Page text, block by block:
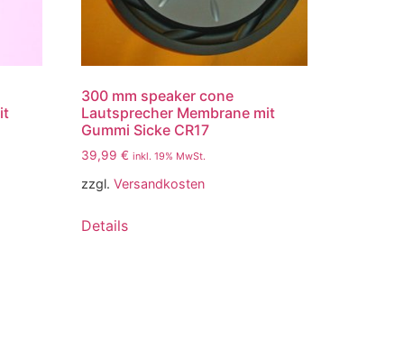
300 mm speaker cone
Lautsprecher Membrane mit
Gummi Sicke CR17
39,99€ inkl. 19% MwSt.
zzgl.Versandkosten
Details